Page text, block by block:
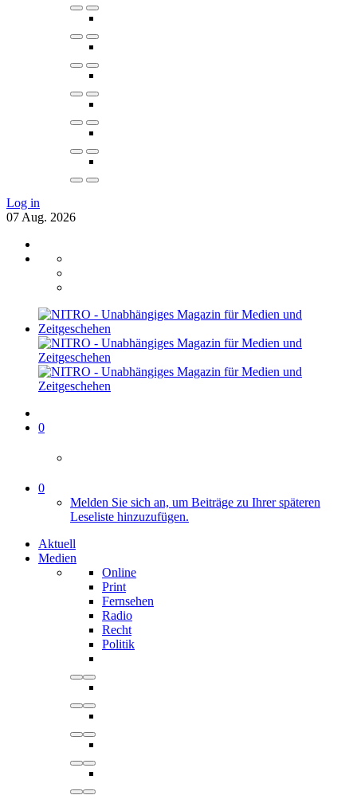
Log in
07 Aug. 2026
0
0
Melden Sie sich an, um Beiträge zu Ihrer späteren
Leseliste hinzuzufügen.
Aktuell
Medien
Online
Print
Fernsehen
Radio
Recht
Politik